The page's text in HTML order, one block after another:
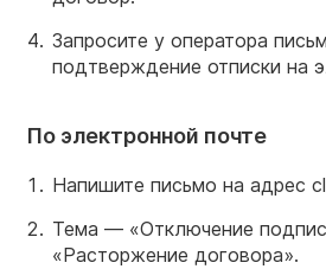
Запросите у оператора
подтверждение отписки на
По электронной почте
Напишите письмо на адрес
Тема — «Отключение
«Расторжение договора».